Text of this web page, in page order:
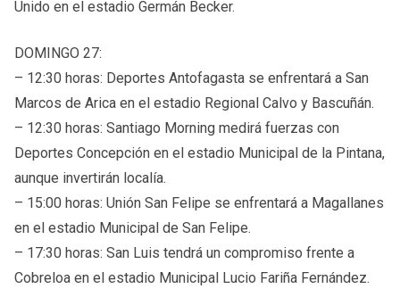
Unido en el estadio Germán Becker.
DOMINGO 27:
– 12:30 horas: Deportes Antofagasta se enfrentará a San
Marcos de Arica en el estadio Regional Calvo y Bascuñán.
– 12:30 horas: Santiago Morning medirá fuerzas con
Deportes Concepción en el estadio Municipal de la Pintana,
aunque invertirán localía.
– 15:00 horas: Unión San Felipe se enfrentará a Magallanes
en el estadio Municipal de San Felipe.
– 17:30 horas: San Luis tendrá un compromiso frente a
Cobreloa en el estadio Municipal Lucio Fariña Fernández.